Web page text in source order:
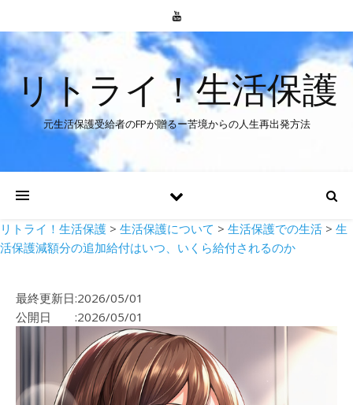
リトライ！生活保護
元生活保護受給者のFPが贈るー苦境からの人生再出発方法
リトライ！生活保護 > 生活保護について > 生活保護での生活 > 生
活保護減額分の追加給付はいつ、いくら給付されるのか
最終更新日:2026/05/01
公開日 :2026/05/01